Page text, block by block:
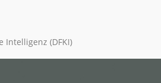
Intelligenz (DFKI)